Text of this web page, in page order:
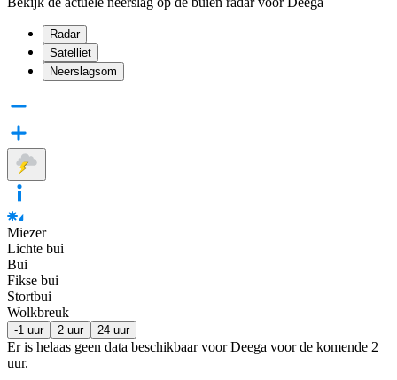
Radar
Satelliet
Neerslagsom
Miezer
Lichte bui
Bui
Fikse bui
Stortbui
Wolkbreuk
-1 uur 2 uur 24 uur
Er is helaas geen data beschikbaar voor Deega voor de komende 2
uur.